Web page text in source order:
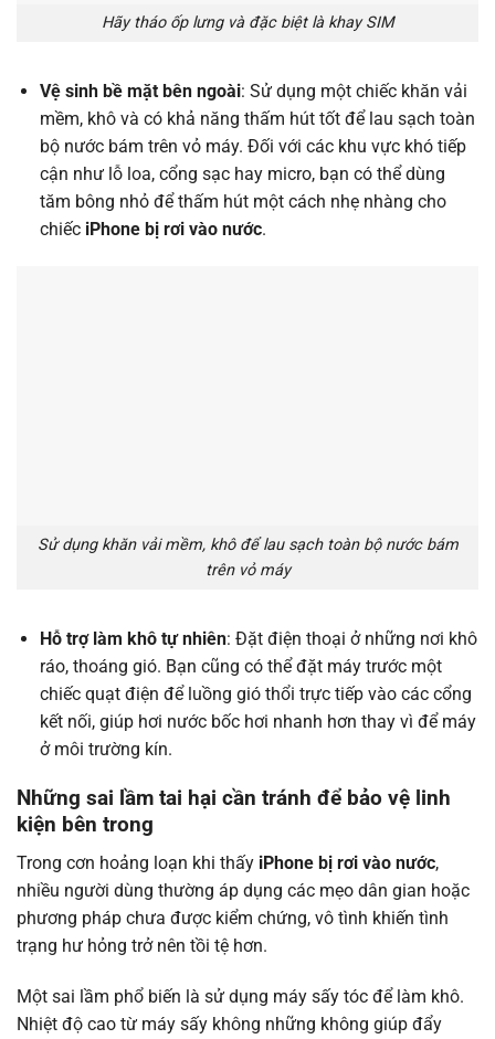
Hãy tháo ốp lưng và đặc biệt là khay SIM
Vệ sinh bề mặt bên ngoài: Sử dụng một chiếc khăn vải
mềm, khô và có khả năng thấm hút tốt để lau sạch toàn
bộ nước bám trên vỏ máy. Đối với các khu vực khó tiếp
cận như lỗ loa, cổng sạc hay micro, bạn có thể dùng
tăm bông nhỏ để thấm hút một cách nhẹ nhàng cho
chiếc iPhone bị rơi vào nước.
Sử dụng khăn vải mềm, khô để lau sạch toàn bộ nước bám
trên vỏ máy
Hỗ trợ làm khô tự nhiên: Đặt điện thoại ở những nơi khô
ráo, thoáng gió. Bạn cũng có thể đặt máy trước một
chiếc quạt điện để luồng gió thổi trực tiếp vào các cổng
kết nối, giúp hơi nước bốc hơi nhanh hơn thay vì để máy
ở môi trường kín.
Những sai lầm tai hại cần tránh để bảo vệ linh
kiện bên trong
Trong cơn hoảng loạn khi thấy iPhone bị rơi vào nước,
nhiều người dùng thường áp dụng các mẹo dân gian hoặc
phương pháp chưa được kiểm chứng, vô tình khiến tình
trạng hư hỏng trở nên tồi tệ hơn.
Một sai lầm phổ biến là sử dụng máy sấy tóc để làm khô.
Nhiệt độ cao từ máy sấy không những không giúp đẩy